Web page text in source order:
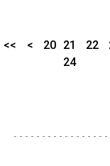
<< < 20 21 22
24